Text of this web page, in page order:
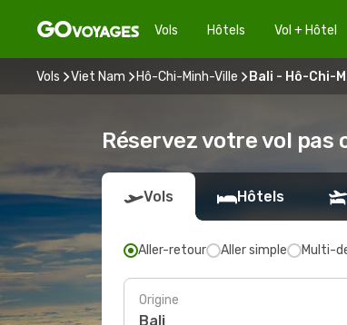
Vols Hôtels Vol + Hôtel
Vols Viet Nam Hô-Chi-Minh-Ville Bali - Hô-Chi-
Réservez votre vol pas
Vols Hôtels
Aller-retour Aller simple Multi-
Origine